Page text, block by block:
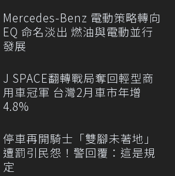
Mercedes-Benz 電動策略轉向
EQ 命名淡出 燃油與電動並行
發展
J SPACE翻轉戰局奪回輕型商
用車冠軍 台灣2月車市年增
4.8%
停車再開騎士「雙腳未著地」
遭罰引民怨！警回覆：這是規
定